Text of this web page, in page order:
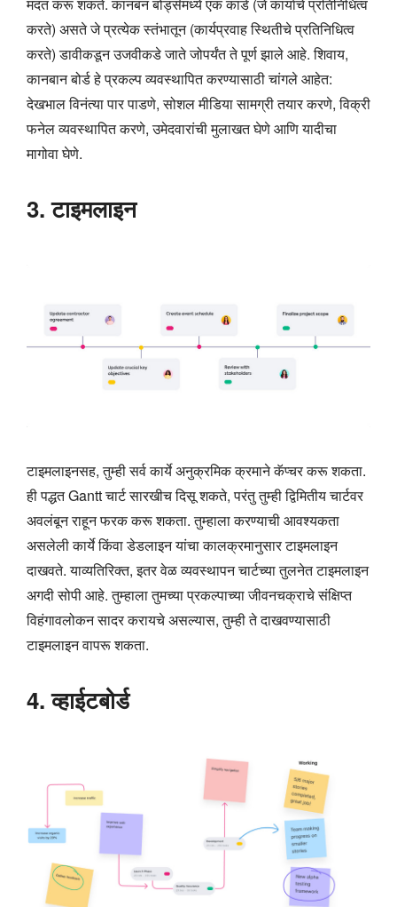
करते) असते जे प्रत्येक स्तंभातून (कार्यप्रवाह स्थितीचे प्रतिनिधित्व
करते) डावीकडून उजवीकडे जाते जोपर्यंत ते पूर्ण झाले आहे. शिवाय,
कानबान बोर्ड हे प्रकल्प व्यवस्थापित करण्यासाठी चांगले आहेत:
देखभाल विनंत्या पार पाडणे, सोशल मीडिया सामग्री तयार करणे, विक्री
फनेल व्यवस्थापित करणे, उमेदवारांची मुलाखत घेणे आणि यादीचा
मागोवा घेणे.
3. टाइमलाइन
टाइमलाइनसह, तुम्ही सर्व कार्ये अनुक्रमिक क्रमाने कॅप्चर करू शकता.
ही पद्धत Gantt चार्ट सारखीच दिसू शकते, परंतु तुम्ही द्विमितीय चार्टवर
अवलंबून राहून फरक करू शकता. तुम्‍हाला करण्‍याची आवश्‍यकता
असलेली कार्ये किंवा डेडलाइन यांचा कालक्रमानुसार टाइमलाइन
दाखवते. याव्यतिरिक्त, इतर वेळ व्यवस्थापन चार्टच्या तुलनेत टाइमलाइन
अगदी सोपी आहे. तुम्हाला तुमच्या प्रकल्पाच्या जीवनचक्राचे संक्षिप्त
विहंगावलोकन सादर करायचे असल्यास, तुम्ही ते दाखवण्यासाठी
टाइमलाइन वापरू शकता.
4. व्हाईटबोर्ड